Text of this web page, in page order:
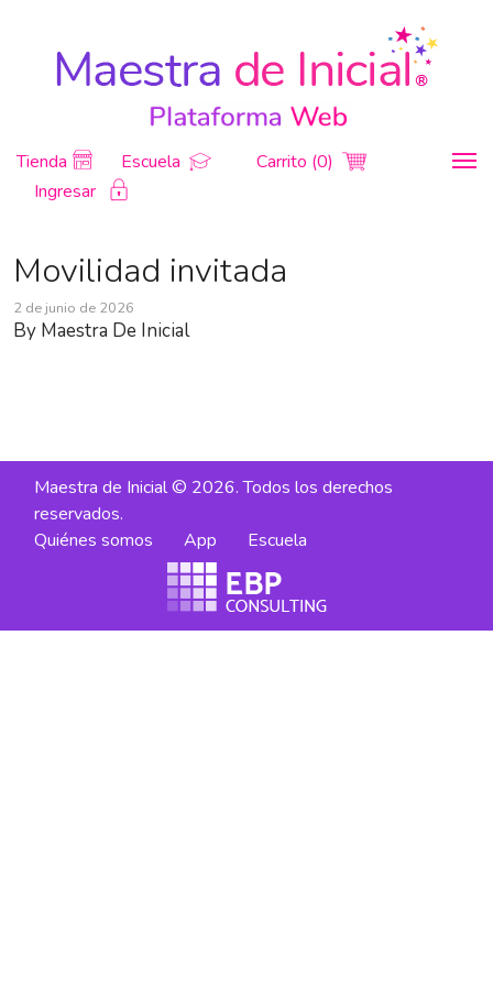
Tienda Escuela
Carrito (0)
Ingresar
Movilidad invitada
2 de junio de 2026
By Maestra De Inicial
Maestra de Inicial © 2026. Todos los derechos
reservados.
Quiénes somos
App Escuela